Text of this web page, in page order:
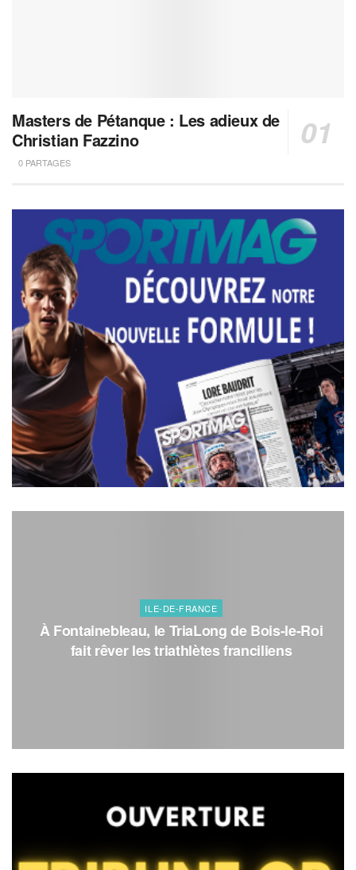
Masters de Pétanque : Les adieux de
Christian Fazzino
0 PARTAGES
ILE-DE-FRANCE
À Fontainebleau, le TriaLong de Bois-le-Roi
fait rêver les triathlètes franciliens